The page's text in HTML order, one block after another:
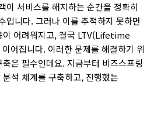
이 서비스를 해지하는 순간을 정확히
입니다. 그러나 이를 추적하지 못하면
이 어려워지고, 결국 LTV(Lifetime
어집니다. 이러한 문제를 해결하기 위
은 필수인데요. 지금부터 비즈스프링
석 체계를 구축하고, 진행했는